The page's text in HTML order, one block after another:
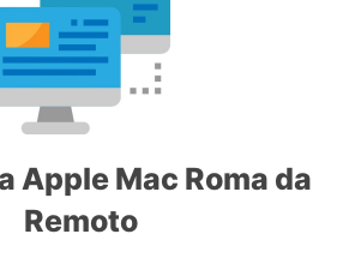
Apple Mac Roma da
Remoto